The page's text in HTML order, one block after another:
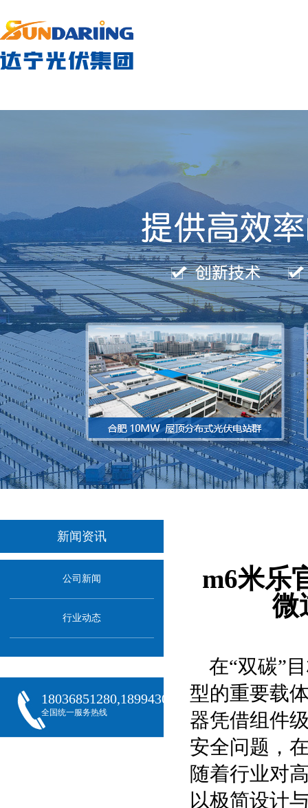
新闻资讯
公司新闻
行业动态
18036851280,18994301288,18068407382
全国统一服务热线
m6米乐
微
在“双碳”
型的重要载
器凭借组件
安全问题，
随着行业对
以极简设计